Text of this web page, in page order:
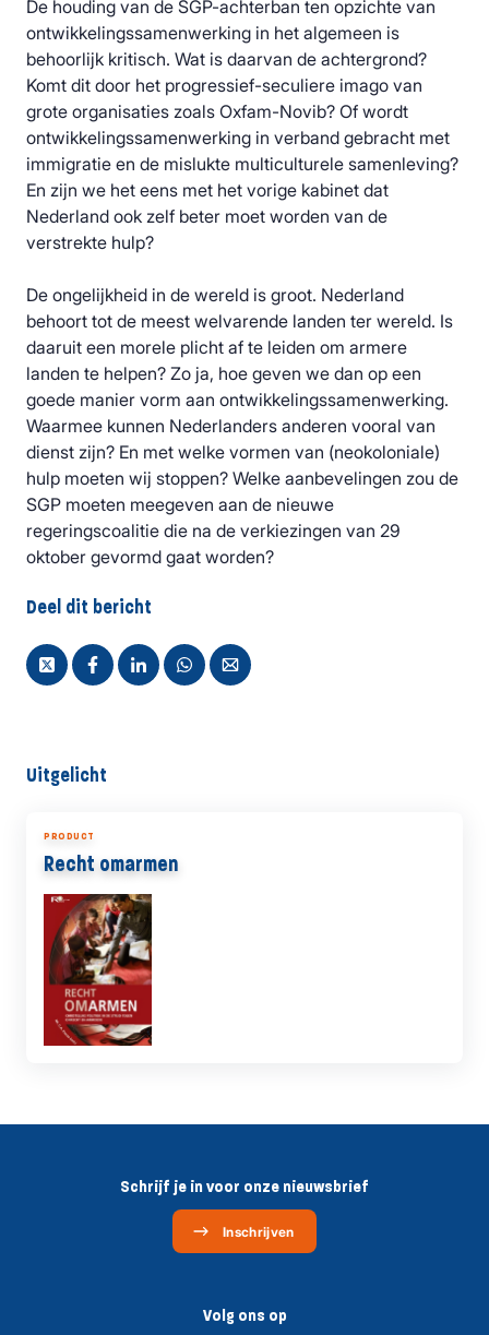
De houding van de SGP-achterban ten opzichte van
ontwikkelingssamenwerking in het algemeen is
behoorlijk kritisch. Wat is daarvan de achtergrond?
Komt dit door het progressief-seculiere imago van
grote organisaties zoals Oxfam-Novib? Of wordt
ontwikkelingssamenwerking in verband gebracht met
immigratie en de mislukte multiculturele samenleving?
En zijn we het eens met het vorige kabinet dat
Nederland ook zelf beter moet worden van de
verstrekte hulp?
De ongelijkheid in de wereld is groot. Nederland
behoort tot de meest welvarende landen ter wereld. Is
daaruit een morele plicht af te leiden om armere
landen te helpen? Zo ja, hoe geven we dan op een
goede manier vorm aan ontwikkelingssamenwerking.
Waarmee kunnen Nederlanders anderen vooral van
dienst zijn? En met welke vormen van (neokoloniale)
hulp moeten wij stoppen? Welke aanbevelingen zou de
SGP moeten meegeven aan de nieuwe
regeringscoalitie die na de verkiezingen van 29
oktober gevormd gaat worden?
Deel dit bericht
Uitgelicht
PRODUCT
Recht omarmen
Schrijf je in voor onze nieuwsbrief
Inschrijven
Volg ons op